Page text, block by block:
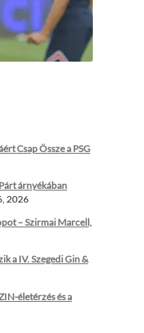
Csap Össze a PSG
árnyékában
2026
– Szirmai Marcell,
a IV. Szegedi Gin &
életérzés és a